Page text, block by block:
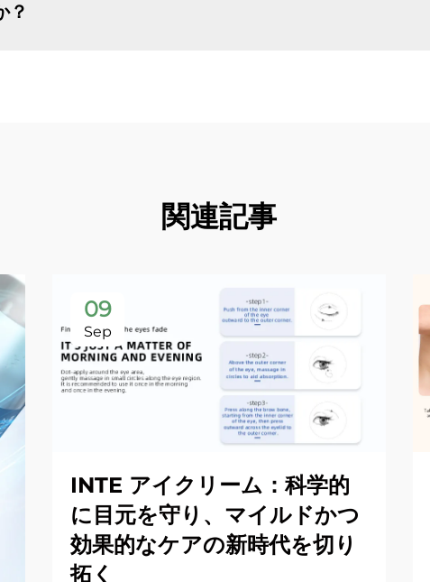
？
関連記事
09
Sep
INTE アイクリーム：科学的
に目元を守り、マイルドかつ
効果的なケアの新時代を切り
拓く